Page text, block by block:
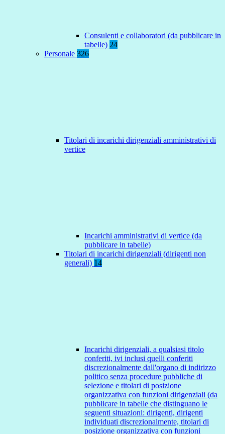
Consulenti e collaboratori (da pubblicare in
tabelle) 24
Personale 326
Titolari di incarichi dirigenziali amministrativi di
vertice
Incarichi amministrativi di vertice (da
pubblicare in tabelle)
Titolari di incarichi dirigenziali (dirigenti non
generali) 14
Incarichi dirigenziali, a qualsiasi titolo
conferiti, ivi inclusi quelli conferiti
discrezionalmente dall'organo di indirizzo
politico senza procedure pubbliche di
selezione e titolari di posizione
organizzativa con funzioni dirigenziali (da
pubblicare in tabelle che distinguano le
seguenti situazioni: dirigenti, dirigenti
individuati discrezionalmente, titolari di
posizione organizzativa con funzioni